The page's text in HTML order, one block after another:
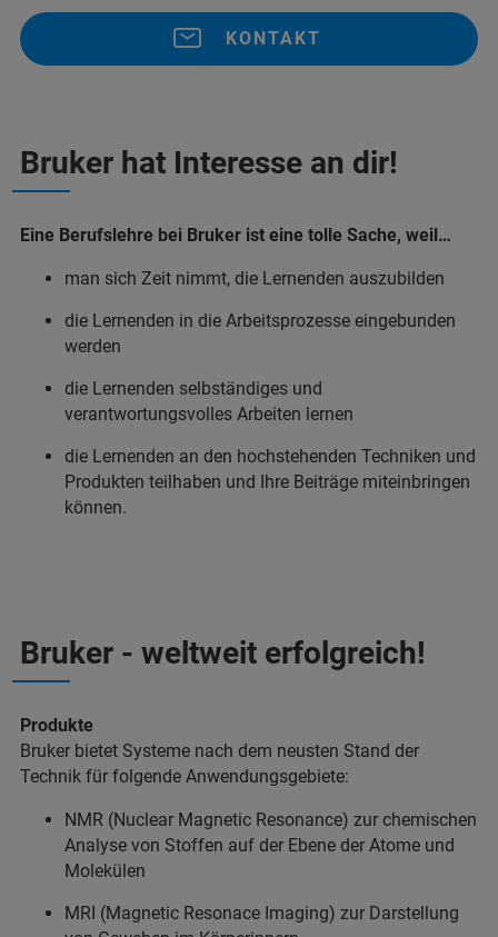
KONTAKT
Bruker hat Interesse an dir!
Eine Berufslehre bei Bruker ist eine tolle Sache, weil…
man sich Zeit nimmt, die Lernenden auszubilden
die Lernenden in die Arbeitsprozesse eingebunden
werden
die Lernenden selbständiges und
verantwortungsvolles Arbeiten lernen
die Lernenden an den hochstehenden Techniken und
Produkten teilhaben und Ihre Beiträge miteinbringen
können.
Bruker - weltweit erfolgreich!
Produkte
Bruker bietet Systeme nach dem neusten Stand der
Technik für folgende Anwendungsgebiete:
NMR (Nuclear Magnetic Resonance) zur chemischen
Analyse von Stoffen auf der Ebene der Atome und
Molekülen
MRI (Magnetic Resonace Imaging) zur Darstellung